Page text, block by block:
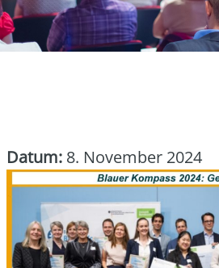
Datum: 8. November 2024